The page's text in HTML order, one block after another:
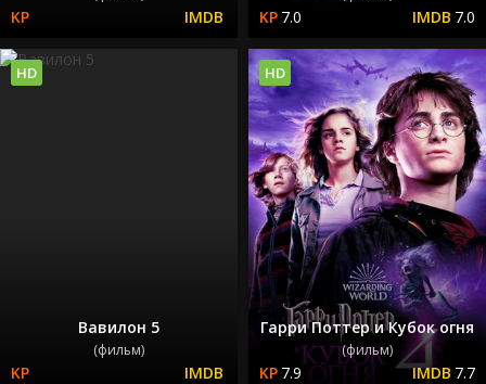
7.0 7.0
Вавилон 5
(фильм)
HD
Гарри Поттер и Кубок огня
(фильм)
7.9 7.7
HD